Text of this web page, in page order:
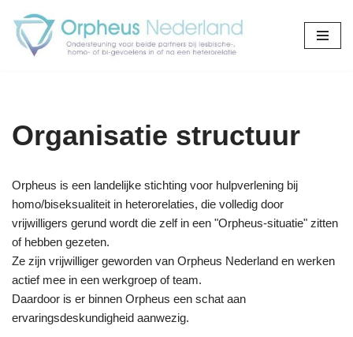
Ga
naar
Organisatie structuur
Orpheus is een landelijke stichting voor hulpverlening bij
homo/biseksualiteit in heterorelaties, die volledig door
vrijwilligers gerund wordt die zelf in een "Orpheus-situatie" zitten
of hebben gezeten.
Ze zijn vrijwilliger geworden van Orpheus Nederland en werken
actief mee in een werkgroep of team.
Daardoor is er binnen Orpheus een schat aan
ervaringsdeskundigheid aanwezig.